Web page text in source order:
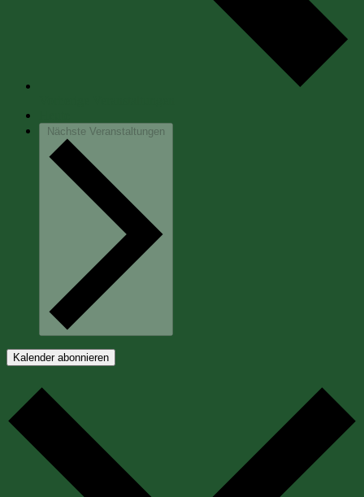
Nächste Veranstaltungen
Kalender abonnieren